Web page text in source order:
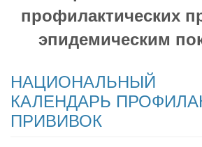
профилактических
эпидемическим
НАЦИОНАЛЬНЫЙ
КАЛЕНДАРЬ
ПРИВИВОК